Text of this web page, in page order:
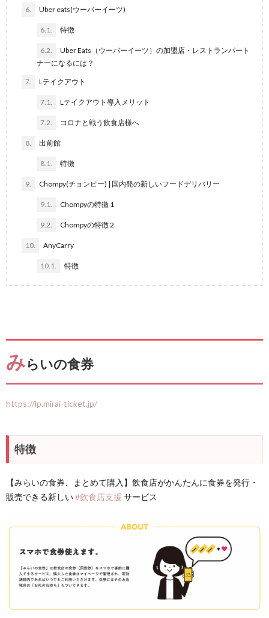
6. Uber eats(ウーバーイーツ)
6.1. 特徴
6.2.
Uber Eats（ウーバーイーツ）の加盟店・レストランパート
ナーになるには？
7. Lテイクアウト
7.1. Lテイクアウト導入メリット
7.2. コロナと戦う飲食店様へ
8. 出前館
8.1. 特徴
9. Chompy(チョンピー) | 国内発の新しいフードデリバリー
9.1. Chompyの特徴 1
9.2. Chompyの特徴 2
10. AnyCarry
10.1. 特徴
みらいの食券
https://lp.mirai-ticket.jp/
特徴
【みらいの食券、まとめて購入】飲食店がかんたんに食券を発行・
販売できる新しい#飲食店支援 サービス